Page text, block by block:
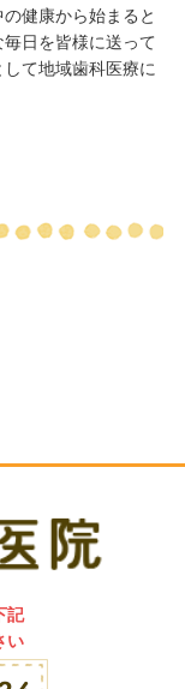
健康から始まると
日を皆様に送って
て地域歯科医療に
記
い